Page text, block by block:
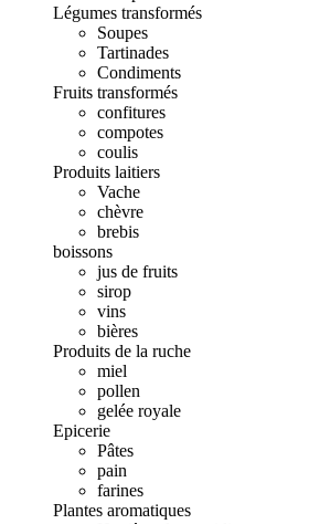
Légumes transformés
Soupes
Tartinades
Condiments
Fruits transformés
confitures
compotes
coulis
Produits laitiers
Vache
chèvre
brebis
boissons
jus de fruits
sirop
vins
bières
Produits de la ruche
miel
pollen
gelée royale
Epicerie
Pâtes
pain
farines
Plantes aromatiques